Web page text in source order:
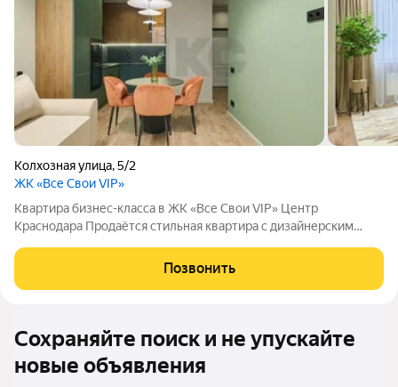
Колхозная улица,5/2
ЖК «Все Свои VIP»
Квартира бизнес-класса в ЖК «Все Свои VIP» Центр
Краснодара Продаётся стильная квартира с дизайнерским
дизайнерский двор-парк (стилобат) -Увеличенная площадь:
лоджия объединена с кухней -Кухня и
Позвонить
Сохраняйте поиск и не упускайте
новые объявления